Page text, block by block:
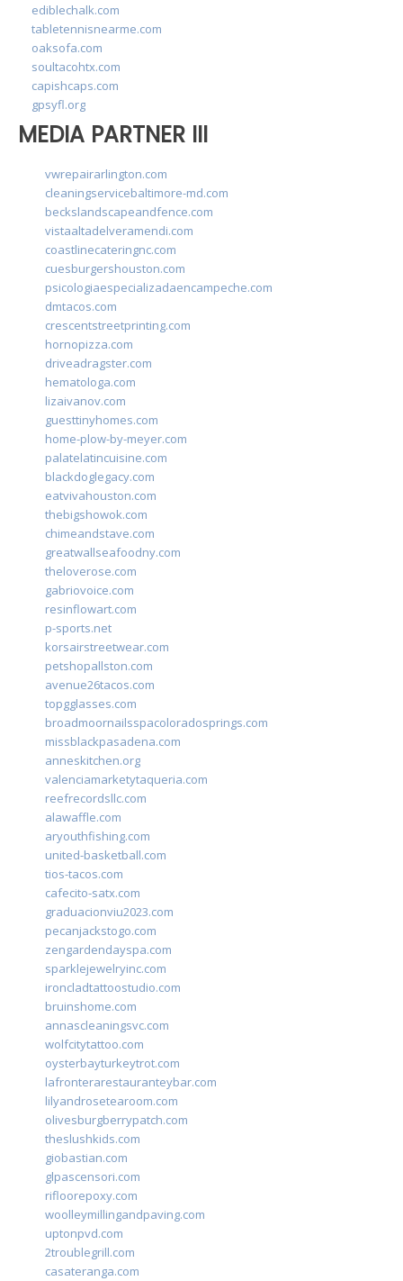
ediblechalk.com
tabletennisnearme.com
oaksofa.com
soultacohtx.com
capishcaps.com
gpsyfl.org
MEDIA PARTNER III
vwrepairarlington.com
cleaningservicebaltimore-md.com
beckslandscapeandfence.com
vistaaltadelveramendi.com
coastlinecateringnc.com
cuesburgershouston.com
psicologiaespecializadaencampeche.com
dmtacos.com
crescentstreetprinting.com
hornopizza.com
driveadragster.com
hematologa.com
lizaivanov.com
guesttinyhomes.com
home-plow-by-meyer.com
palatelatincuisine.com
blackdoglegacy.com
eatvivahouston.com
thebigshowok.com
chimeandstave.com
greatwallseafoodny.com
theloverose.com
gabriovoice.com
resinflowart.com
p-sports.net
korsairstreetwear.com
petshopallston.com
avenue26tacos.com
topgglasses.com
broadmoornailsspacoloradosprings.com
missblackpasadena.com
anneskitchen.org
valenciamarketytaqueria.com
reefrecordsllc.com
alawaffle.com
aryouthfishing.com
united-basketball.com
tios-tacos.com
cafecito-satx.com
graduacionviu2023.com
pecanjackstogo.com
zengardendayspa.com
sparklejewelryinc.com
ironcladtattoostudio.com
bruinshome.com
annascleaningsvc.com
wolfcitytattoo.com
oysterbayturkeytrot.com
lafronterarestauranteybar.com
lilyandrosetearoom.com
olivesburgberrypatch.com
theslushkids.com
giobastian.com
glpascensori.com
rifloorepoxy.com
woolleymillingandpaving.com
uptonpvd.com
2troublegrill.com
casateranga.com